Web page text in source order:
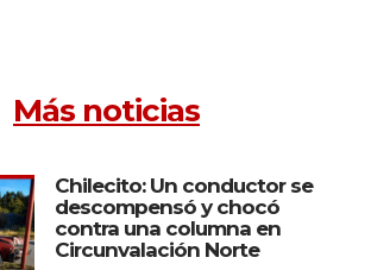
Más noticias
Chilecito: Un conductor se
descompensó y chocó
contra una columna en
Circunvalación Norte